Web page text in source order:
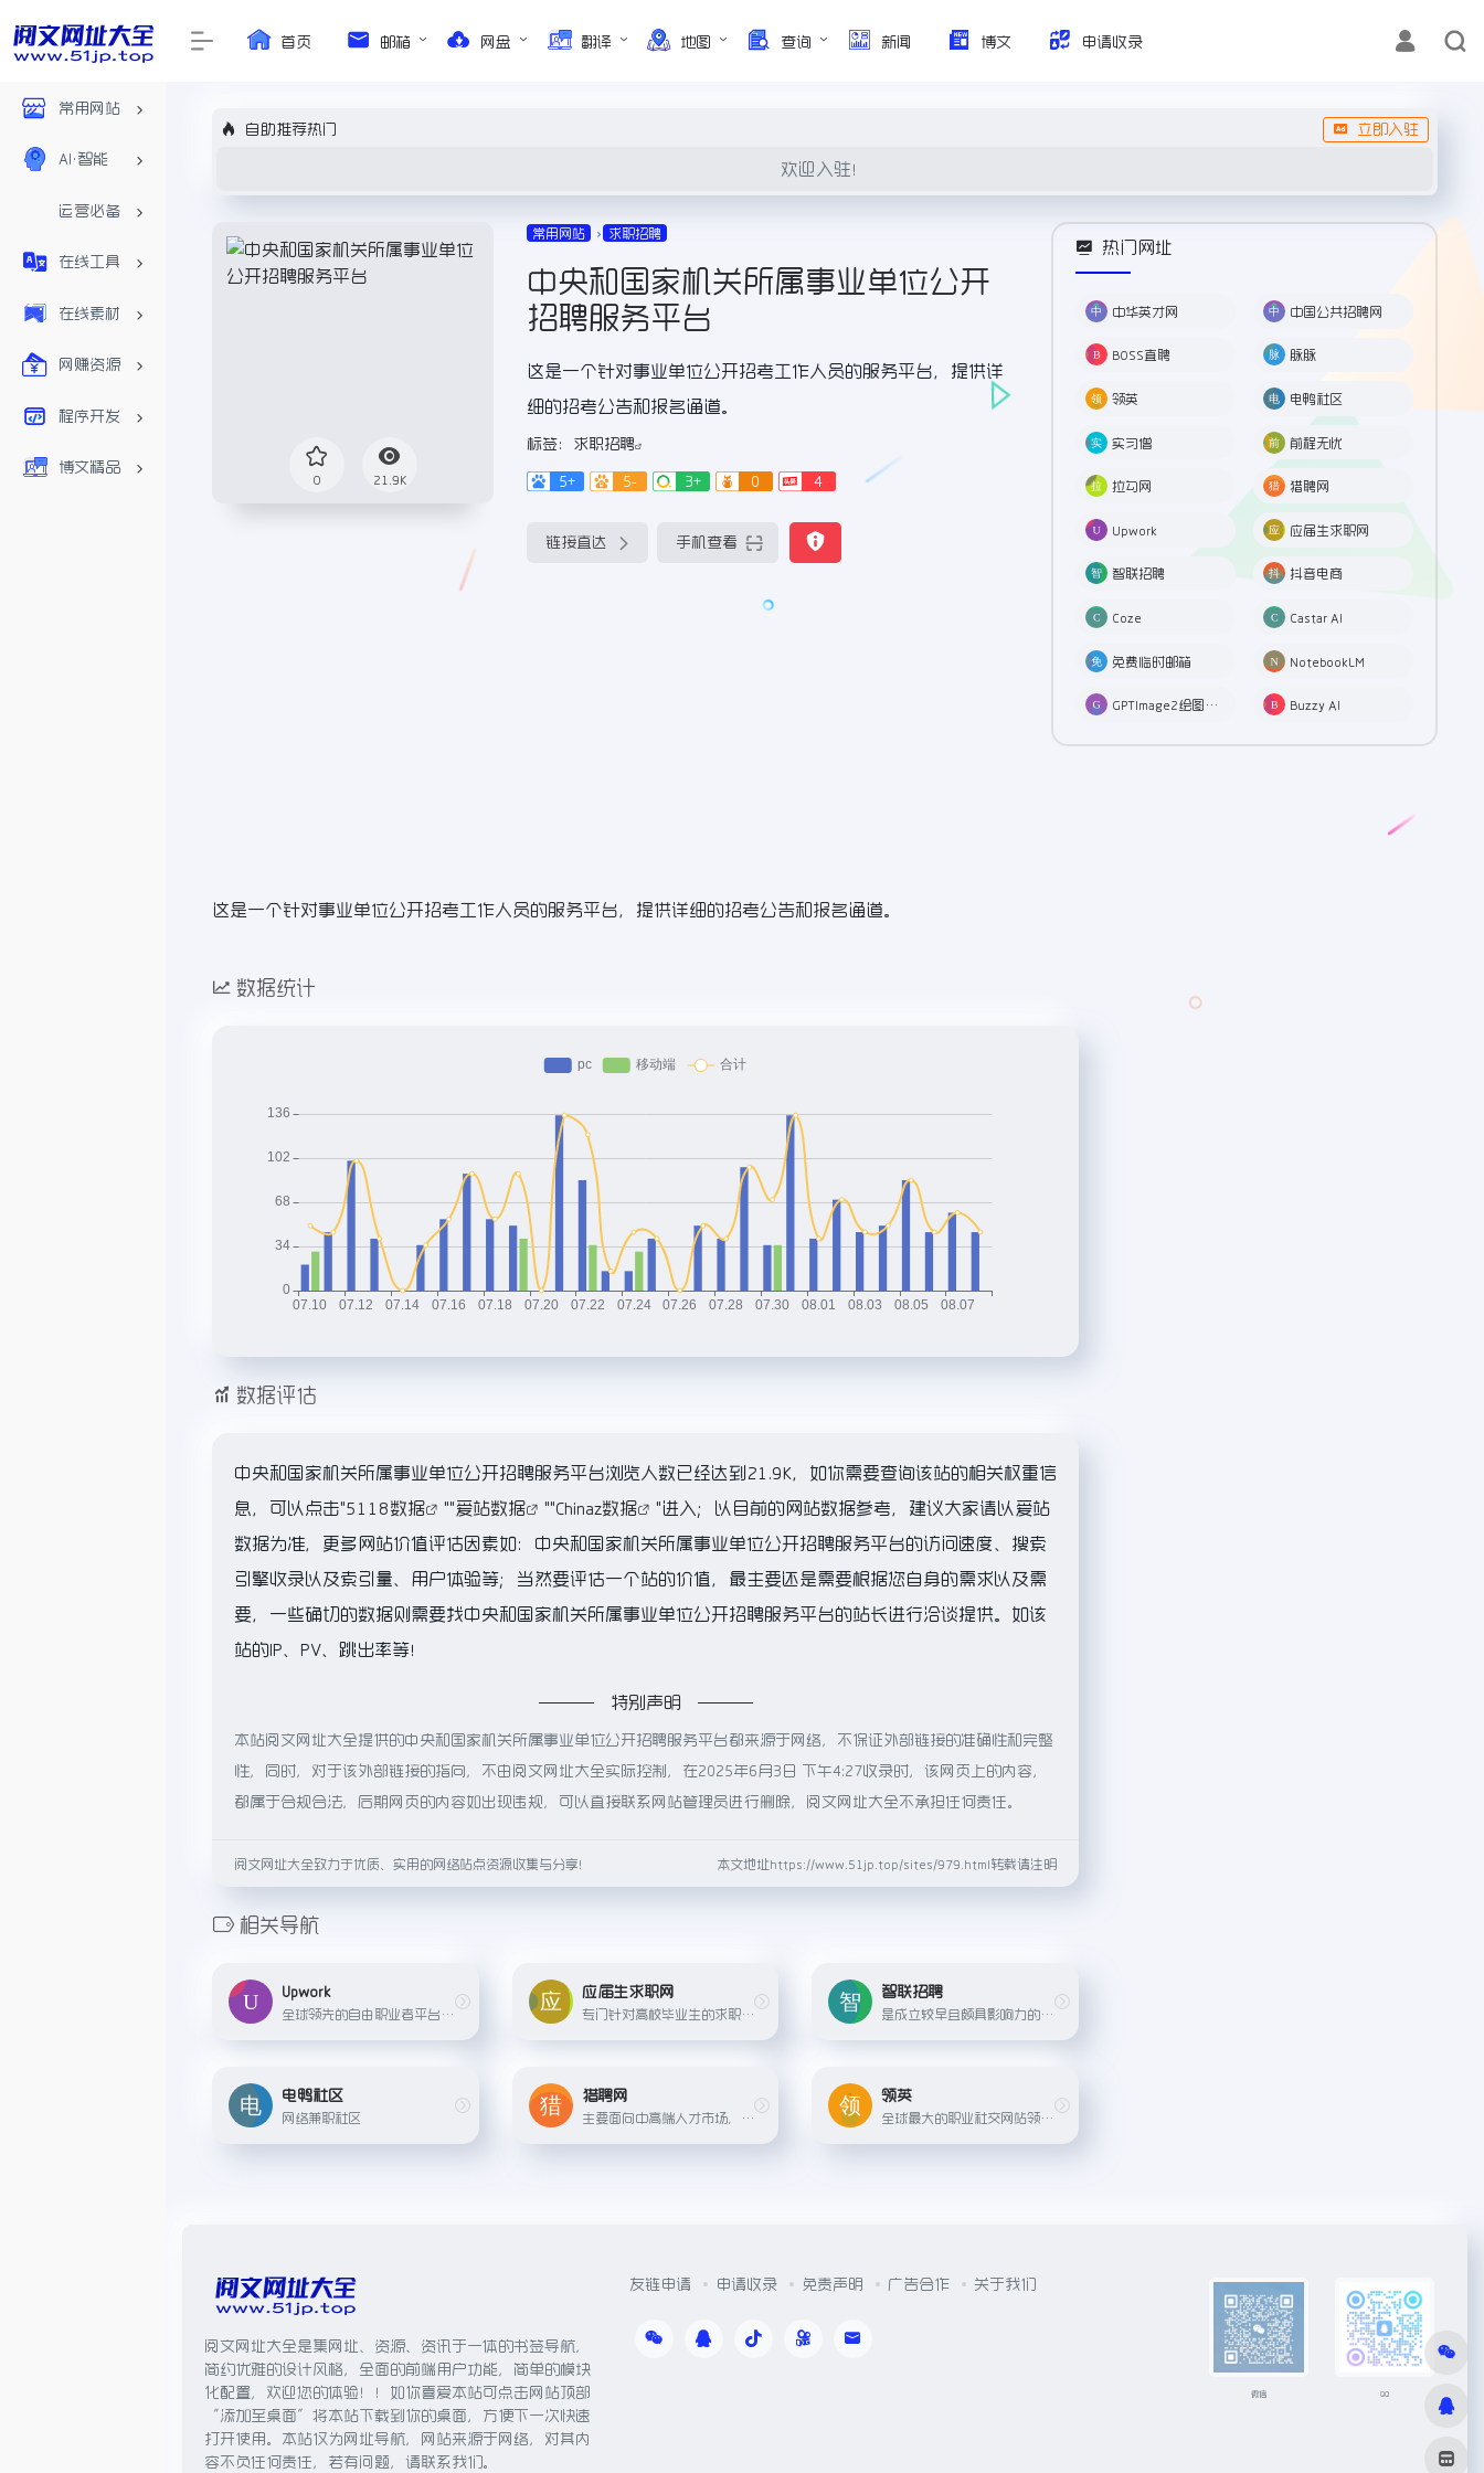
常用网站
AI•智能
运营必备
在线工具
在线素材
网赚资源
程序开发
博文精品
首页 邮箱 网盘 翻译 地图 查询 新闻 博文 申请收录
自助推荐热门 立即入驻
欢迎入驻！
0 21.9K
常用网站 求职招聘
中央和国家机关所属事业单位公开
招聘服务平台
这是一个针对事业单位公开招考工作人员的服务平台，提供详
细的招考公告和报名通道。
标签： 求职招聘
5+ 5- 3+ 0 4
链接直达 手机查看
热门网址
中华英才网 中国公共招聘网
BOSS直聘 脉脉
领英 电鸭社区
实习僧 前程无忧
拉勾网 猎聘网
Upwork 应届生求职网
智联招聘 抖音电商
Coze Castar AI
免费临时邮箱 NotebookLM
GPTImage2绘图工具 Buzzy AI
这是一个针对事业单位公开招考工作人员的服务平台，提供详细的招考公告和报名通道。
数据统计
数据评估
中央和国家机关所属事业单位公开招聘服务平台浏览人数已经达到21.9K，如你需要查询该站的相关权重信
息，可以点击"5118数据 ""爱站数据 ""Chinaz数据
"进入；以目前的网站数据参考，建议大家请以爱站
数据为准，更多网站价值评估因素如：中央和国家机关所属事业单位公开招聘服务平台的访问速度、搜索
引擎收录以及索引量、用户体验等；当然要评估一个站的价值，最主要还是需要根据您自身的需求以及需
要，一些确切的数据则需要找中央和国家机关所属事业单位公开招聘服务平台的站长进行洽谈提供。如该
站的IP、PV、跳出率等！
特别声明
本站阅文网址大全提供的中央和国家机关所属事业单位公开招聘服务平台都来源于网络，不保证外部链接的准确性和完整
性，同时，对于该外部链接的指向，不由阅文网址大全实际控制，在2025年6月3日 下午4:27收录时，该网页上的内容，
都属于合规合法，后期网页的内容如出现违规，可以直接联系网站管理员进行删除，阅文网址大全不承担任何责任。
阅文网址大全致力于优质、实用的网络站点资源收集与分享！ 本文地址https://www.51jp.top/sites/979.html转载请注明
相关导航
Upwork
全球领先的自由职业者平台，专注于连接企业与远程工作者，覆盖开发、设计、写作、营销等领域。企业可发布项目并筛选人才，自由职业者通过竞标、展示作品集及客户评价获取机会。
应届生求职网
专门针对高校毕业生的求职网站，提供丰富的校园招聘信息、实习机会和求职指导服务。
智联招聘
是成立较早且颇具影响力的招聘网站，拥有海量职位信息和企业资源，为求职者和企业提供高效对接平台。
电鸭社区
网络兼职社区
猎聘网
主要面向中高端人才市场，提供职业机会推荐、简历保护、猎头服务等功能，以及职场资讯和职业规划指导。
领英
全球最大的职业社交网站领英在中国也有业务，通过建立职业档案、拓展职业人脉，为中国用户提供更广泛的求职与招聘机遇。
阅文网址大全是集网址、资源、资讯于一体的书签导航，
简约优雅的设计风格，全面的前端用户功能，简单的模块
化配置，欢迎您的体验！！如你喜爱本站可点击网站顶部
“添加至桌面”将本站下载到你的桌面，方便下一次快速
打开使用。本站仅为网址导航，网站来源于网络，对其内
容不负任何责任，若有问题，请联系我们。
友链申请 申请收录 免责声明 广告合作 关于我们
微信 QQ